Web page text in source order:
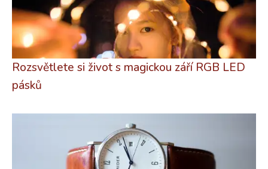
Rozsvětlete si život s magickou září RGB LED
pásků